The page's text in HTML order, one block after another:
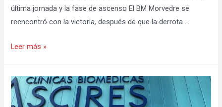
última jornada y la fase de ascenso El BM Morvedre se
reencontró con la victoria, después de que la derrota …
Último
casa
con
Leer más »